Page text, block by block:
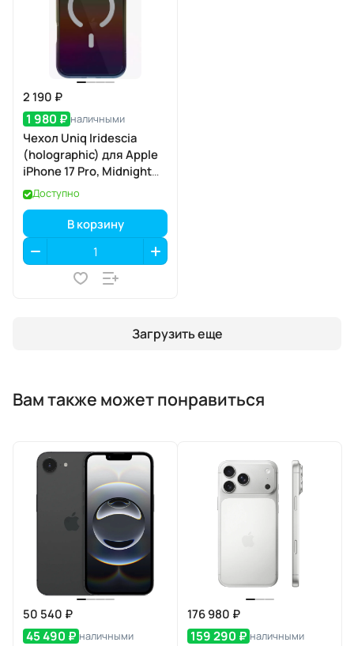
2 190 ₽
1 980 ₽ наличными
Чехол Uniq Iridescia
(holographic) для Apple
iPhone 17 Pro, Midnight
Quartz (полуночный
кварц), MagSafe
Доступно
В корзину
Загрузить еще
Вам также может понравиться
50 540 ₽
45 490 ₽ наличными
176 980 ₽
159 290 ₽ наличными